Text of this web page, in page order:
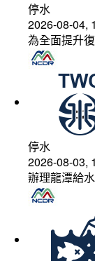
停水
2026-08-04,
為全面提升
停水
2026-08-03,
辦理龍潭給